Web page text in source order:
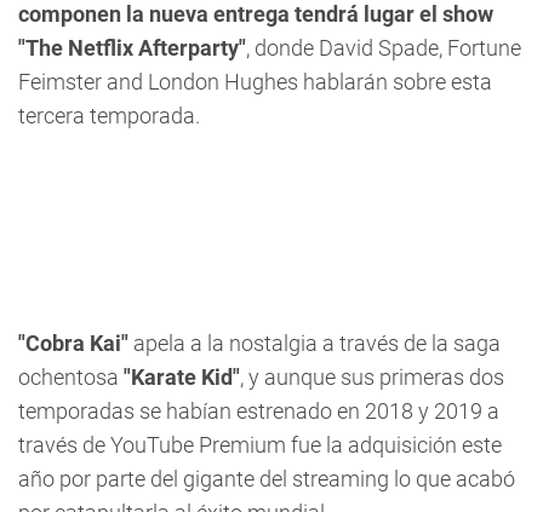
componen la nueva entrega tendrá lugar el show
"The Netflix Afterparty", donde David Spade, Fortune
Feimster and London Hughes hablarán sobre esta
tercera temporada.
"Cobra Kai" apela a la nostalgia a través de la saga
ochentosa "Karate Kid", y aunque sus primeras dos
temporadas se habían estrenado en 2018 y 2019 a
través de YouTube Premium fue la adquisición este
año por parte del gigante del streaming lo que acabó